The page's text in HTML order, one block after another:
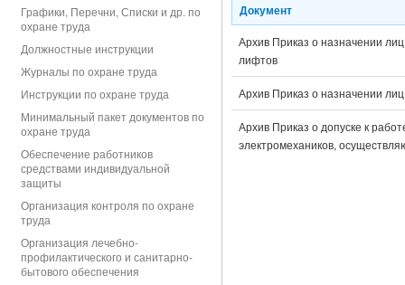
Графики, Перечни, Списки и др. по
охране труда
Должностные инструкции
Журналы по охране труда
Инструкции по охране труда
Минимальный пакет документов по
охране труда
Обеспечение работников
средствами индивидуальной
защиты
Организация контроля по охране
труда
Организация лечебно-
профилактического и санитарно-
бытового обеспечения
Документ
Архив Приказ о назначении
лифтов
Архив Приказ о назначении
Архив Приказ о допуске к
электромехаников,